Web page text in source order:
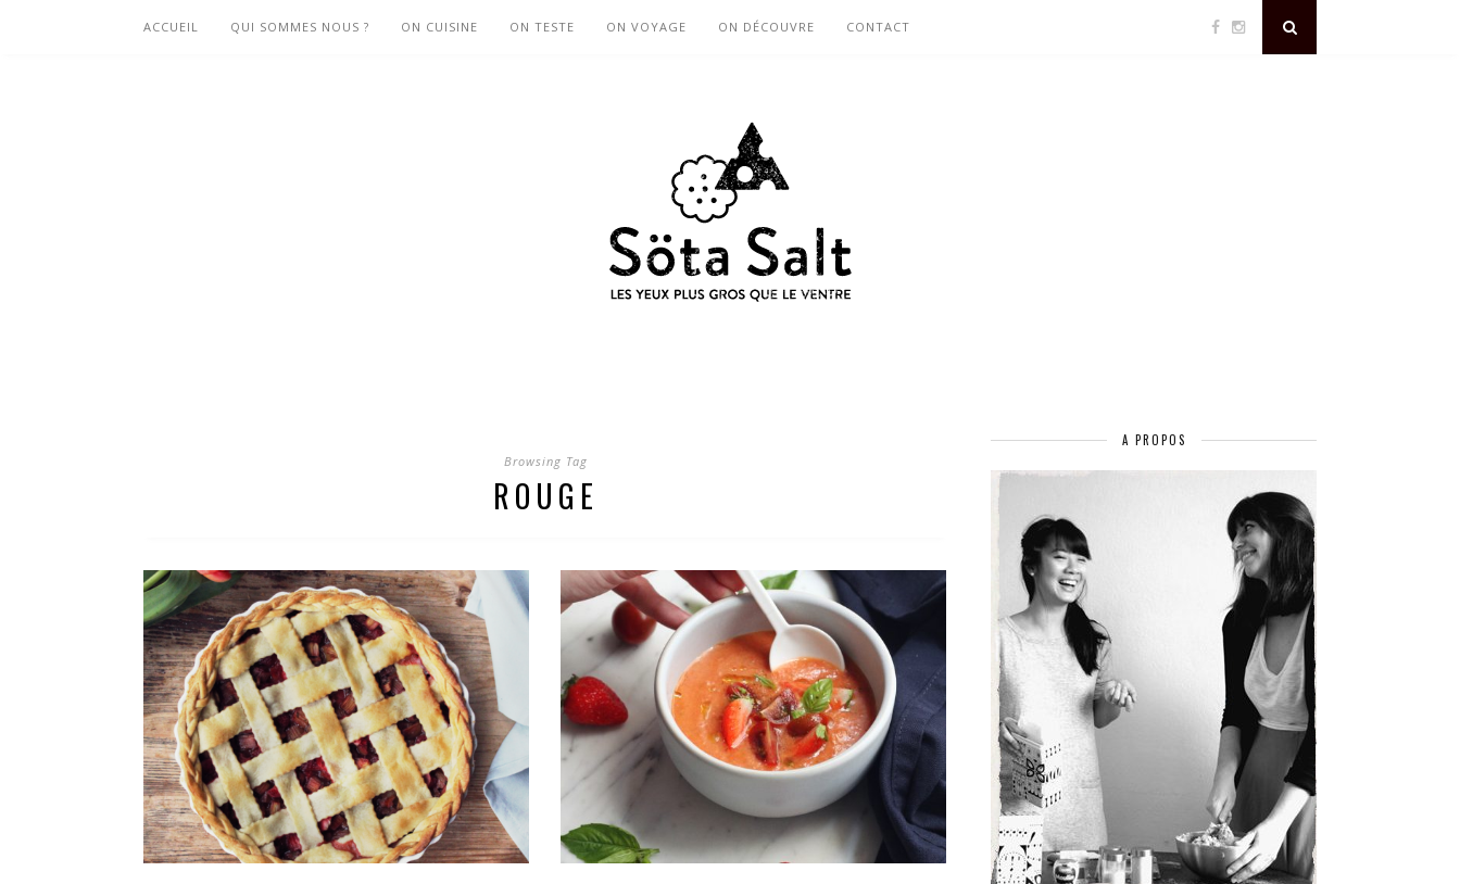
ACCUEIL QUI SOMMES NOUS ? ON CUISINE ON TESTE ON VOYAGE ON DÉCOUVRE CONTACT
Browsing Tag
ROUGE
A PROPOS